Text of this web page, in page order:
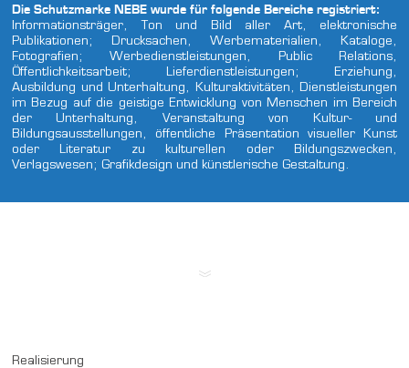
Die Schutzmarke NEBE wurde für folgende Bereiche registriert:
Informationsträger, Ton und Bild aller Art, elektronische
Publikationen; Drucksachen, Werbematerialien, Kataloge,
Fotografien; Werbedienstleistungen, Public Relations,
Öffentlichkeitsarbeit; Lieferdienstleistungen; Erziehung,
Ausbildung und Unterhaltung, Kulturaktivitäten, Dienstleistungen
im Bezug auf die geistige Entwicklung von Menschen im Bereich
der Unterhaltung, Veranstaltung von Kultur- und
Bildungsausstellungen, öffentliche Präsentation visueller Kunst
oder Literatur zu kulturellen oder Bildungszwecken,
Verlagswesen; Grafikdesign und künstlerische Gestaltung.
Realisierung